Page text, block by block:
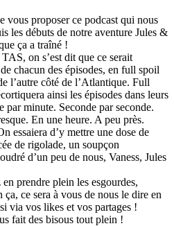
vous proposer ce podcast qui nous
les débuts de notre aventure Jules &
ça a traîné !
on s’est dit que ce serait
chacun des épisodes, en full spoil
l’autre côté de l’Atlantique. Full
ainsi les épisodes dans leurs
par minute. Seconde par seconde.
En une heure. A peu près.
essaiera d’y mettre une dose de
de rigolade, un soupçon
d’un peu de nous, Vaness, Jules
prendre plein les esgourdes,
ce sera à vous de nous le dire en
via vos likes et vos partages !
fait des bisous tout plein !